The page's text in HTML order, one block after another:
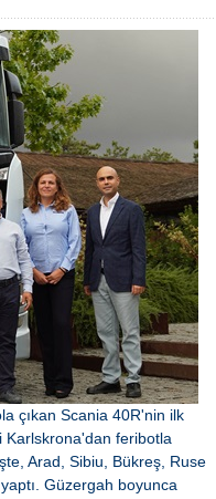
çıkan Scania 40R'nin ilk
Karlskrona'dan feribotla
Arad, Sibiu, Bükreş, Ruse
Güzergah boyunca